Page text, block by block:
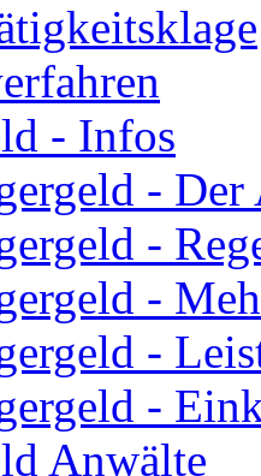
- Infos
- Der
-
-
-
-
Anwälte